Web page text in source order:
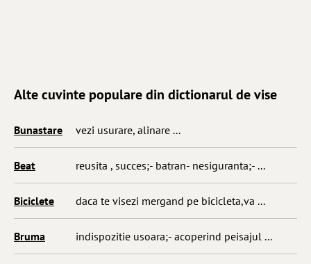
Alte cuvinte populare din dictionarul de vise
Bunastare vezi usurare, alinare ...
Beat reusita , succes;- batran- nesiguranta;- ...
Biciclete daca te visezi mergand pe bicicleta,va ...
Bruma indispozitie usoara;- acoperind peisajul ...